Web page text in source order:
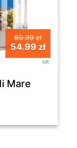
69.99 zł
54.99 zł
szt
Mare